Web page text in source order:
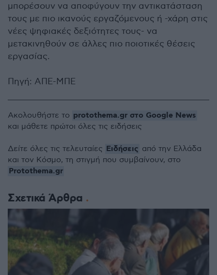
μπορέσουν να αποφύγουν την αντικατάσταση
τους με πιο ικανούς εργαζόμενους ή -χάρη στις
νέες ψηφιακές δεξιότητες τους- να
μετακινηθούν σε άλλες πιο ποιοτικές θέσεις
εργασίας.
Πηγή: ΑΠΕ-ΜΠΕ
Σχετικά Άρθρα
Ακολουθήστε το protothema.gr στο Google News
και μάθετε πρώτοι όλες τις ειδήσεις
Δείτε όλες τις τελευταίες Ειδήσεις από την Ελλάδα
και τον Κόσμο, τη στιγμή που συμβαίνουν, στο
Protothema.gr